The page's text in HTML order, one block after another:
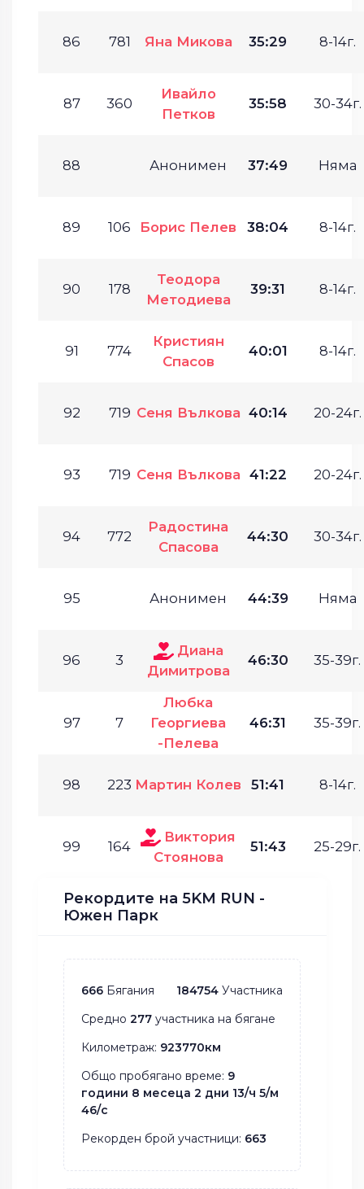
86 781 Яна Микова 35:29 8-14г.
87 360
Ивайло
Петков
35:58 30-34г.
88 Анонимен 37:49 Няма
89 106 Борис Пелев 38:04 8-14г.
90 178
Теодора
Методиева
39:31 8-14г.
91 774
Кристиян
Спасов
40:01 8-14г.
92 719 Сеня Вълкова 40:14 20-24г.
93 719 Сеня Вълкова 41:22 20-24г.
94 772
Радостина
Спасова
44:30 30-34г.
95 Анонимен 44:39 Няма
96 3
Диана
Димитрова
46:30 35-39г.
97 7
Любка
Георгиева
-Пелева
46:31 35-39г.
98 223 Мартин Колев 51:41 8-14г.
99 164
Виктория
Стоянова
51:43 25-29г.
Рекордите на 5KM RUN -
Южен Парк
666 Бягания 184754 Участника
Средно 277 участника на бягане
Километраж: 923770км
Общо пробягано време: 9
години 8 месеца 2 дни 13/ч 5/м
46/с
Рекорден брой участници: 663